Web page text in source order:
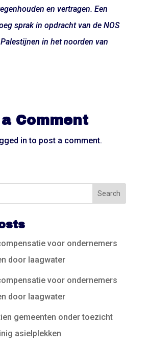
en vertragen. Een
sprak in opdracht van de NOS
in het noorden van
Comment
in to post a comment.
voor ondernemers
door laagwater
voor ondernemers
door laagwater
gemeenten onder toezicht
asielplekken